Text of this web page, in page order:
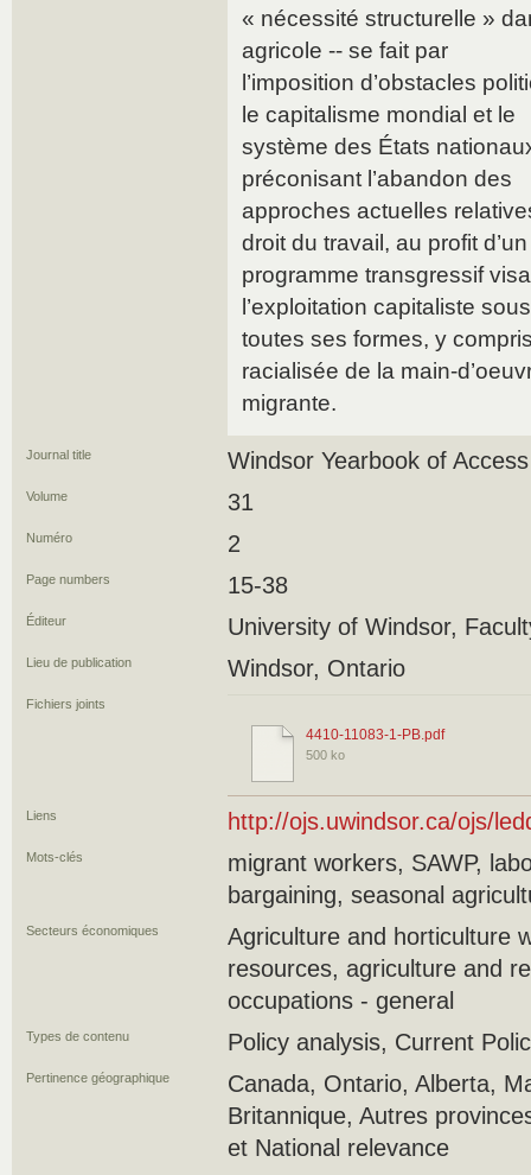
« nécessité structurelle »
agricole -- se fait par
l’imposition d’obstacles
le capitalisme mondial et le
système des États
préconisant l’abandon des
approches actuelles
droit du travail, au profit d’un
programme transgressif
l’exploitation capitaliste sous
toutes ses formes, y
racialisée de la main-
migrante.
Journal title Windsor Yearbook of
Volume 31
Numéro 2
Page numbers 15-38
Éditeur University of Windsor,
Lieu de publication Windsor, Ontario
Fichiers joints
4410-11083-1-PB.pdf
500 ko
Liens http://ojs.uwindsor.ca/ojs/
Mots-clés
migrant workers, SAWP,
bargaining, seasonal
Secteurs économiques
Agriculture and horticulture
resources, agriculture and
occupations - general
Types de contenu Policy analysis, Current
Pertinence géographique
Canada, Ontario, Alberta,
Britannique, Autres
et National relevance